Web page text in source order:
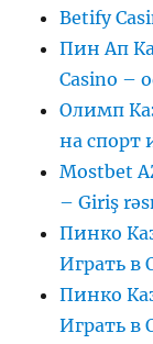
Betify
Пин Ап
Casino –
Олимп
на спорт
Mostbet
– Giriş
Пинко
Играть в
Пинко
Играть в